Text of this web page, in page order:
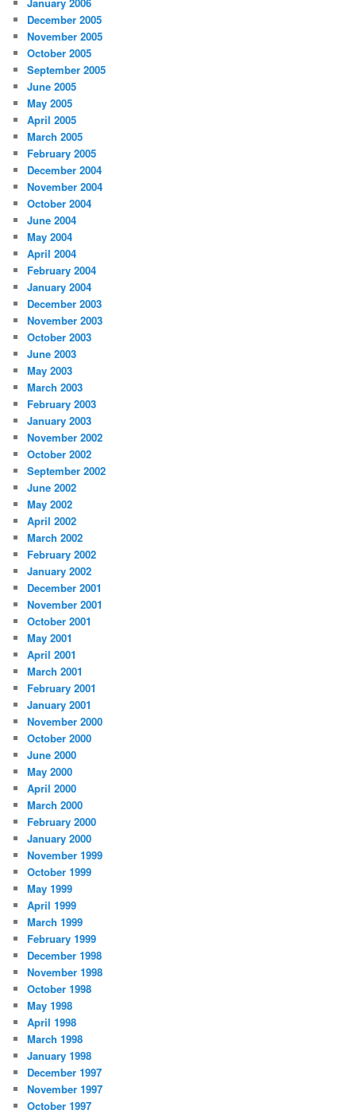
December 2005
November 2005
October 2005
September 2005
June 2005
May 2005
April 2005
March 2005
February 2005
December 2004
November 2004
October 2004
June 2004
May 2004
April 2004
February 2004
January 2004
December 2003
November 2003
October 2003
June 2003
May 2003
March 2003
February 2003
January 2003
November 2002
October 2002
September 2002
June 2002
May 2002
April 2002
March 2002
February 2002
January 2002
December 2001
November 2001
October 2001
May 2001
April 2001
March 2001
February 2001
January 2001
November 2000
October 2000
June 2000
May 2000
April 2000
March 2000
February 2000
January 2000
November 1999
October 1999
May 1999
April 1999
March 1999
February 1999
December 1998
November 1998
October 1998
May 1998
April 1998
March 1998
January 1998
December 1997
November 1997
October 1997